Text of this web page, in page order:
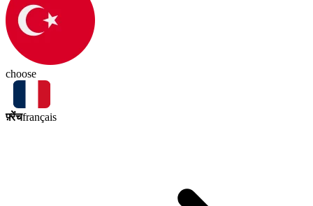
choose
फ़्रेंचfrançais